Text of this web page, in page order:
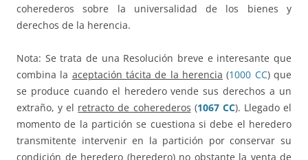
coherederos sobre la universalidad de los bienes y
derechos de la herencia.
Nota: Se trata de una Resolución breve e interesante que
combina la aceptación tácita de la herencia (1000 CC) que
se produce cuando el heredero vende sus derechos a un
extraño, y el retracto de coherederos (1067 CC). Llegado el
momento de la partición se cuestiona si debe el heredero
transmitente intervenir en la partición por conservar su
condición de heredero (heredero) no obstante la venta de